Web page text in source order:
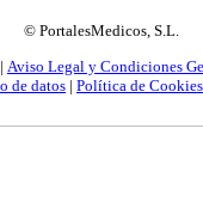
© PortalesMedicos, S.L.
| Aviso Legal y Condiciones
de datos | Política de Cookies